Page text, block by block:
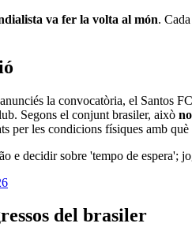
va fer la volta al món.
la convocatòria, el Santos
Segons el conjunt brasiler, això
per les condicions físiques amb
e decidir sobre 'tempo de espera';
del brasiler